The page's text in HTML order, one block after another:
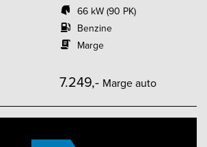
66 kW (90 PK)
Benzine
Marge
7.249,- Marge auto